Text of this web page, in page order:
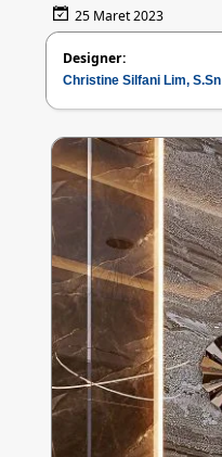
25 Maret 2023
Designer:
Christine Silfani Lim, S.Sn